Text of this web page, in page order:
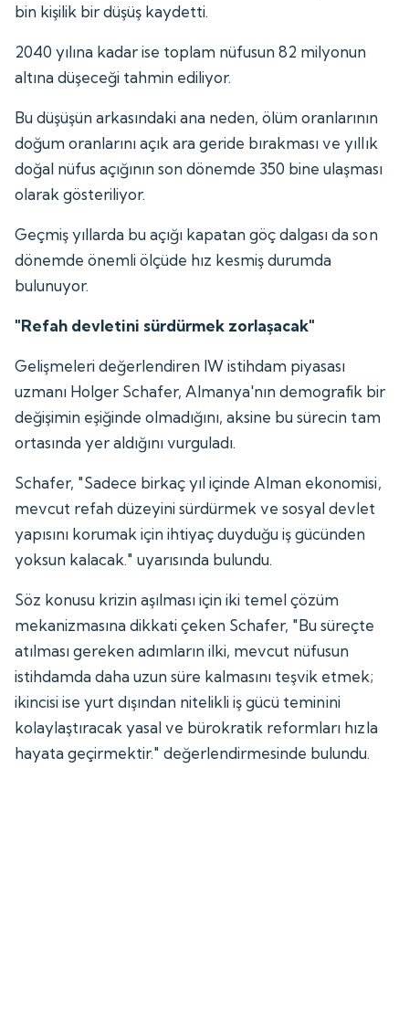
bin kişilik bir düşüş kaydetti.
2040 yılına kadar ise toplam nüfusun 82 milyonun
altına düşeceği tahmin ediliyor.
Bu düşüşün arkasındaki ana neden, ölüm oranlarının
doğum oranlarını açık ara geride bırakması ve yıllık
doğal nüfus açığının son dönemde 350 bine ulaşması
olarak gösteriliyor.
Geçmiş yıllarda bu açığı kapatan göç dalgası da son
dönemde önemli ölçüde hız kesmiş durumda
bulunuyor.
"Refah devletini sürdürmek zorlaşacak"
Gelişmeleri değerlendiren IW istihdam piyasası
uzmanı Holger Schafer, Almanya'nın demografik bir
değişimin eşiğinde olmadığını, aksine bu sürecin tam
ortasında yer aldığını vurguladı.
Schafer, "Sadece birkaç yıl içinde Alman ekonomisi,
mevcut refah düzeyini sürdürmek ve sosyal devlet
yapısını korumak için ihtiyaç duyduğu iş gücünden
yoksun kalacak." uyarısında bulundu.
Söz konusu krizin aşılması için iki temel çözüm
mekanizmasına dikkati çeken Schafer, "Bu süreçte
atılması gereken adımların ilki, mevcut nüfusun
istihdamda daha uzun süre kalmasını teşvik etmek;
ikincisi ise yurt dışından nitelikli iş gücü teminini
kolaylaştıracak yasal ve bürokratik reformları hızla
hayata geçirmektir." değerlendirmesinde bulundu.